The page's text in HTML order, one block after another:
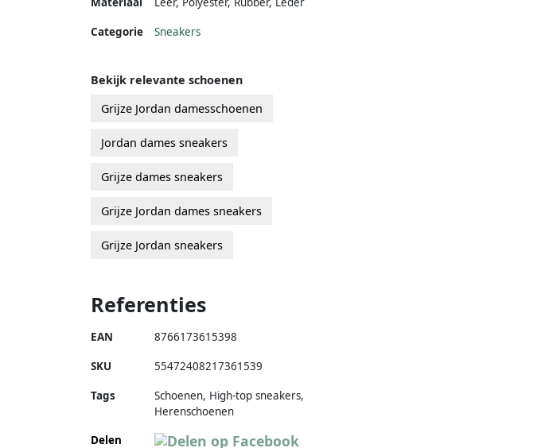
Categorie Sneakers
Bekijk relevante schoenen
Grijze Jordan damesschoenen
Jordan dames sneakers
Grijze dames sneakers
Grijze Jordan dames sneakers
Grijze Jordan sneakers
Referenties
EAN 8766173615398
SKU 55472408217361539
Tags
Schoenen, High-top sneakers,
Herenschoenen
Delen